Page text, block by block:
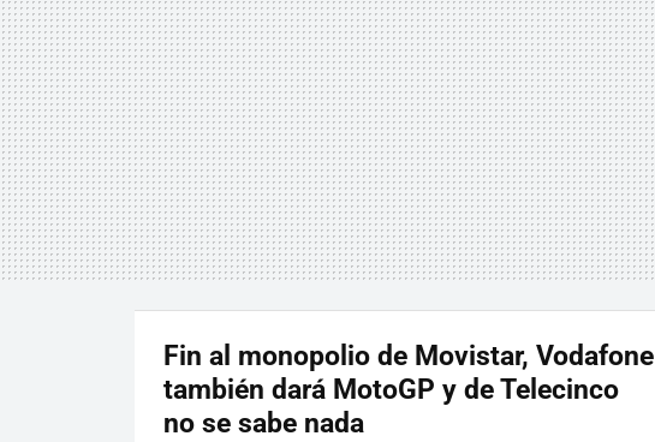
Fin al monopolio de Movistar, Vodafone
también dará MotoGP y de Telecinco
no se sabe nada